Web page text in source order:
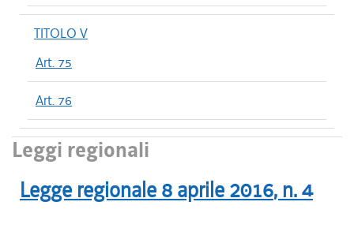
TITOLO V
Art. 75
Art. 76
Leggi regionali
Legge regionale 8 aprile 2016, n.4